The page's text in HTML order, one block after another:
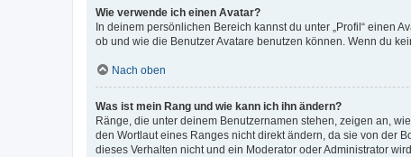
Wie verwende ich einen Avatar?
In deinem persönlichen Bereich kannst du unter „Profil“ einen
ob und wie die Benutzer Avatare benutzen können. Wenn du
Nach oben
Was ist mein Rang und wie kann ich ihn ändern?
Ränge, die unter deinem Benutzernamen stehen, zeigen an,
den Wortlaut eines Ranges nicht direkt ändern, da sie von der
dieses Verhalten nicht und ein Moderator oder Administrator